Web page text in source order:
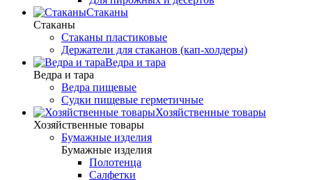
Стаканы
Стаканы
Стаканы пластиковые
Держатели для стаканов (кап-холдеры)
Ведра и тара
Ведра и тара
Ведра пищевые
Судки пищевые герметичные
Хозяйственные товары
Хозяйственные товары
Бумажные изделия
Бумажные изделия
Полотенца
Салфетки